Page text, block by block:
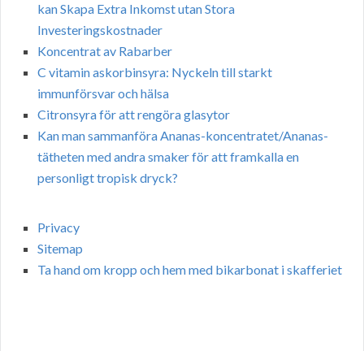
kan Skapa Extra Inkomst utan Stora
Investeringskostnader
Koncentrat av Rabarber
C vitamin askorbinsyra: Nyckeln till starkt
immunförsvar och hälsa
Citronsyra för att rengöra glasytor
Kan man sammanföra Ananas-koncentratet/Ananas-
tätheten med andra smaker för att framkalla en
personligt tropisk dryck?
Privacy
Sitemap
Ta hand om kropp och hem med bikarbonat i skafferiet